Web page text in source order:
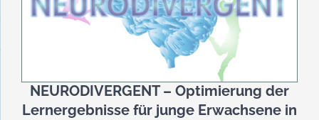
NEURODIVERGENT – Optimierung der
Lernergebnisse für junge Erwachsene in